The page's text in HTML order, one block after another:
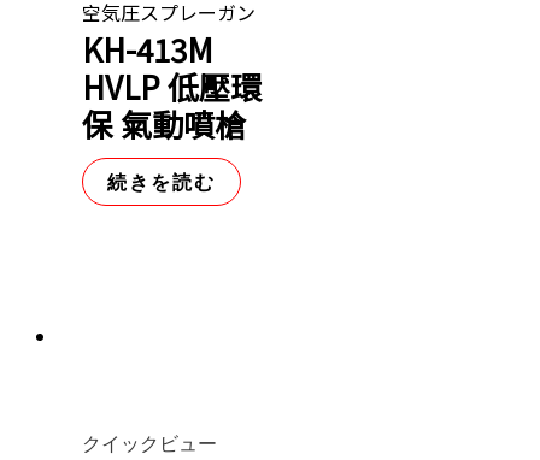
空気圧スプレーガン
KH-413M
HVLP 低壓環
保 氣動噴槍
続きを読む
クイックビュー